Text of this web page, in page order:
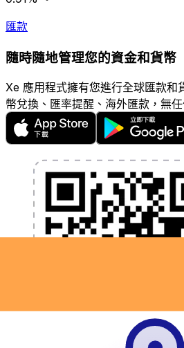
匯款
隨時隨地管理您的資金和貨幣
Xe 應用程式擁有您進行全球匯款和
幣兌換、匯率提醒、海外匯款，無